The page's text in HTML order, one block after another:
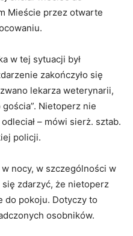
Mieście przez otwarte
w tej sytuacji był
zakończyło się
lekarza weterynarii,
Nietoperz nie
– mówi sierż. sztab.
policji.
nocy, w szczególności w
zdarzyć, że nietoperz
do pokoju. Dotyczy to
osobników.